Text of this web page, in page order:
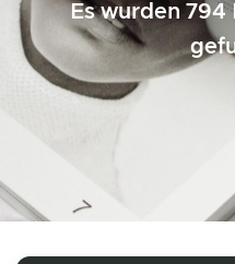
Es wurden